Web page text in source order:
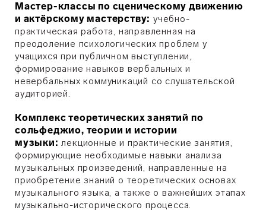
Мастер-классы по сценическому движению
и актёрскому мастерству: учебно-
практическая работа, направленная на
преодоление психологических проблем у
учащихся при публичном выступлении,
формирование навыков вербальных и
невербальных коммуникаций со слушательской
аудиторией.
Комплекс теоретических занятий по
сольфеджио, теории и истории
музыки: лекционные и практические занятия,
формирующие необходимые навыки анализа
музыкальных произведений, направленные на
приобретение знаний о теоретических основах
музыкального языка, а также о важнейших этапах
музыкально-исторического процесса.